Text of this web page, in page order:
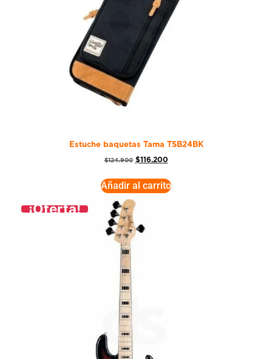
Estuche baquetas Tama TSB24BK
$124.900 $116.200
Añadir al carrito
¡Oferta!